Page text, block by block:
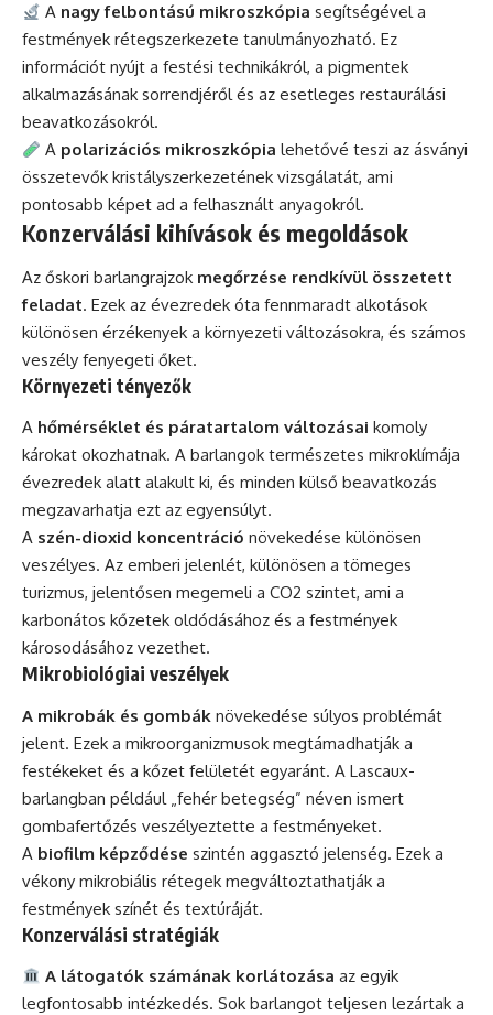
A nagy felbontású mikroszkópia segítségével a
festmények rétegszerkezete tanulmányozható. Ez
információt nyújt a festési technikákról, a pigmentek
alkalmazásának sorrendjéről és az esetleges restaurálási
beavatkozásokról.
A polarizációs mikroszkópia lehetővé teszi az ásványi
összetevők kristályszerkezetének vizsgálatát, ami
pontosabb képet ad a felhasznált anyagokról.
Konzerválási kihívások és megoldások
Az őskori barlangrajzok megőrzése rendkívül összetett
feladat. Ezek az évezredek óta fennmaradt alkotások
különösen érzékenyek a környezeti változásokra, és számos
veszély fenyegeti őket.
Környezeti tényezők
A hőmérséklet és páratartalom változásai komoly
károkat okozhatnak. A barlangok természetes mikroklímája
évezredek alatt alakult ki, és minden külső beavatkozás
megzavarhatja ezt az egyensúlyt.
A szén-dioxid koncentráció növekedése különösen
veszélyes. Az emberi jelenlét, különösen a tömeges
turizmus, jelentősen megemeli a CO2 szintet, ami a
karbonátos kőzetek oldódásához és a festmények
károsodásához vezethet.
Mikrobiológiai veszélyek
A mikrobák és gombák növekedése súlyos problémát
jelent. Ezek a mikroorganizmusok megtámadhatják a
festékeket és a kőzet felületét egyaránt. A Lascaux-
barlangban például „fehér betegség” néven ismert
gombafertőzés veszélyeztette a festményeket.
A biofilm képződése szintén aggasztó jelenség. Ezek a
vékony mikrobiális rétegek megváltoztathatják a
festmények színét és textúráját.
Konzerválási stratégiák
A látogatók számának korlátozása az egyik
legfontosabb intézkedés. Sok barlangot teljesen lezártak a